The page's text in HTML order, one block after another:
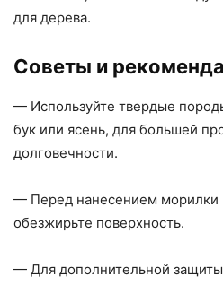
для дерева.
Советы и
— Используйте твердые
бук или ясень, для большей
долговечности.
— Перед нанесением морилки
обезжирьте поверхность.
— Для дополнительной